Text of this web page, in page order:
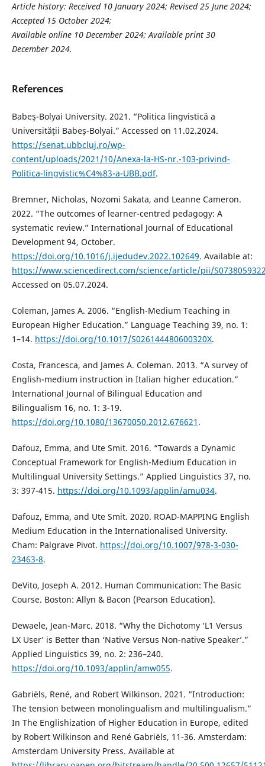
Article history: Received 10 January 2024; Revised 25 June 2024;
Accepted 15 October 2024;
Available online 10 December 2024; Available print 30
December 2024.
References
Babeş-Bolyai University. 2021. “Politica lingvistică a
Universității Babeș-Bolyai.” Accessed on 11.02.2024.
https://senat.ubbcluj.ro/wp-
content/uploads/2021/10/Anexa-la-HS-nr.-103-privind-
Politica-lingvistic%C4%83-a-UBB.pdf.
Bremner, Nicholas, Nozomi Sakata, and Leanne Cameron.
2022. “The outcomes of learner-centred pedagogy: A
systematic review.” International Journal of Educational
Development 94, October.
https://doi.org/10.1016/j.ijedudev.2022.102649. Available at:
https://www.sciencedirect.com/science/article/pii/
Accessed on 05.07.2024.
Coleman, James A. 2006. “English-Medium Teaching in
European Higher Education.” Language Teaching 39, no. 1:
1–14. https://doi.org/10.1017/S026144480600320X.
Costa, Francesca, and James A. Coleman. 2013. “A survey of
English-medium instruction in Italian higher education.”
International Journal of Bilingual Education and
Bilingualism 16, no. 1: 3-19.
https://doi.org/10.1080/13670050.2012.676621 .
Dafouz, Emma, and Ute Smit. 2016. “Towards a Dynamic
Conceptual Framework for English-Medium Education in
Multilingual University Settings.” Applied Linguistics 37, no.
3: 397-415. https://doi.org/10.1093/applin/amu034.
Dafouz, Emma, and Ute Smit. 2020. ROAD-MAPPING English
Medium Education in the Internationalised University.
Cham: Palgrave Pivot. https://doi.org/10.1007/978-3-030-
23463-8.
DeVito, Joseph A. 2012. Human Communication: The Basic
Course. Boston: Allyn & Bacon (Pearson Education).
Dewaele, Jean-Marc. 2018. “Why the Dichotomy ‘L1 Versus
LX User’ is Better than ‘Native Versus Non-native Speaker’.”
Applied Linguistics 39, no. 2: 236–240.
https://doi.org/10.1093/applin/amw055.
Gabriëls, René, and Robert Wilkinson. 2021. “Introduction:
The tension between monolingualism and multilingualism.”
In The Englishization of Higher Education in Europe, edited
by Robert Wilkinson and René Gabriëls, 11-36. Amsterdam:
Amsterdam University Press. Available at